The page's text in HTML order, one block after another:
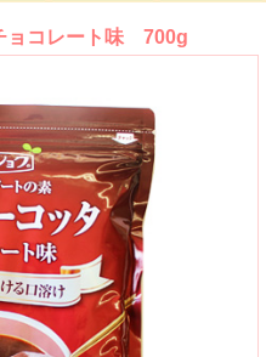
ョコレート味 700g